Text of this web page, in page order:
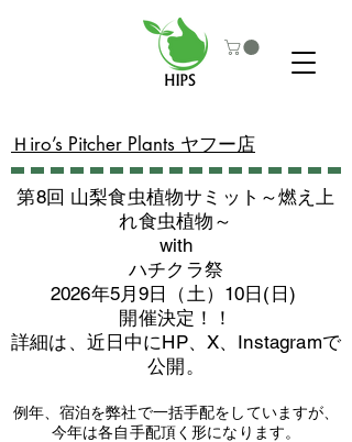
​Ｈiro’s Pitcher Plants ヤフー店
第8回 山梨食虫植物サミット～燃え上
れ食虫植物～
with
​ハチクラ祭
2026年5月9日（土）10日(日)
​開催決定！！
詳細は、近日中にHP、X、Instagramで
公開。
例年、宿泊を弊社で一括手配をしていますが、
今年は各自手配頂く形になります。